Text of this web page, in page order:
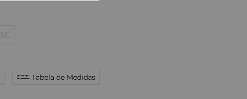
Tabela de Medidas